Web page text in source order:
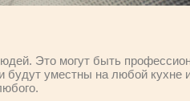
Это могут быть
будут уместны на любой кухне